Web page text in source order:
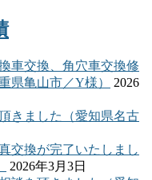
車交換、角穴車交換修
県亀山市／Y様）
2026
きました（愛知県名古
交換が完了いたしまし
2026年3月3日